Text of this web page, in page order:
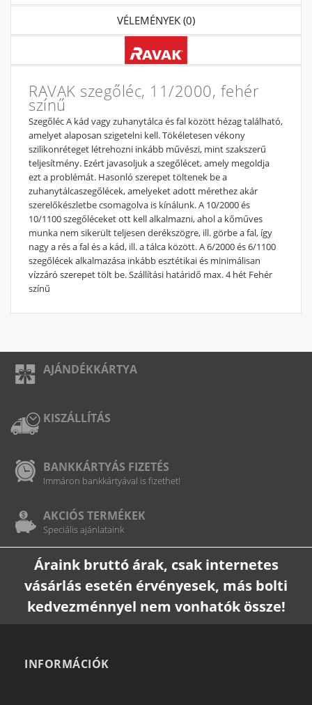
VÉLEMÉNYEK (0)
RAVAK szegőléc, 11/2000, fehér
színű
Szegőléc A kád vagy zuhanytálca és fal között hézag található,
amelyet alaposan szigetelni kell. Tökéletesen vékony
szilikonréteget létrehozni inkább művészi, mint szakszerű
teljesítmény. Ezért javasoljuk a szegőlécet, amely megoldja
ezt a problémát. Hasonló szerepet töltenek be a
zuhanytálcaszegőlécek, amelyeket adott mérethez akár
szerelőkészletbe csomagolva is kínálunk. A 10/2000 és
10/1100 szegőléceket ott kell alkalmazni, ahol a kőműves
munka nem sikerült teljesen derékszögre, ill. görbe a fal, így
nagy a rés a fal és a kád, ill. a tálca között. A 6/2000 és 6/1100
szegőlécek alkalmazása inkább esztétikai és minimálisan
vízzáró szerepet tölt be. Szállítási határidő max. 4 hét Fehér
színű
AJÁNDÉKKÁRTYA
KISZÁLLÍTÁS
BANKKÁRTYÁS FIZETÉS
Immáron bankkártyával is fizethet!
AKCIÓS TERMÉKEK
Speciális ajánlataink
Áraink bruttó árak, csak internetes
vásárlás esetén érvényesek, más bolti
kedvezménnyel nem vonhatók össze!
INFORMÁCIÓK